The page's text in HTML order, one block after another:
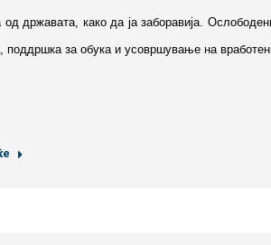
државата, како да ја заборавија.
поддршка за обука и усовршување на